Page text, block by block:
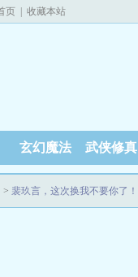
页 收藏本站
玄幻魔法 武侠修真
> 裴玖言，这次换我不要你了！